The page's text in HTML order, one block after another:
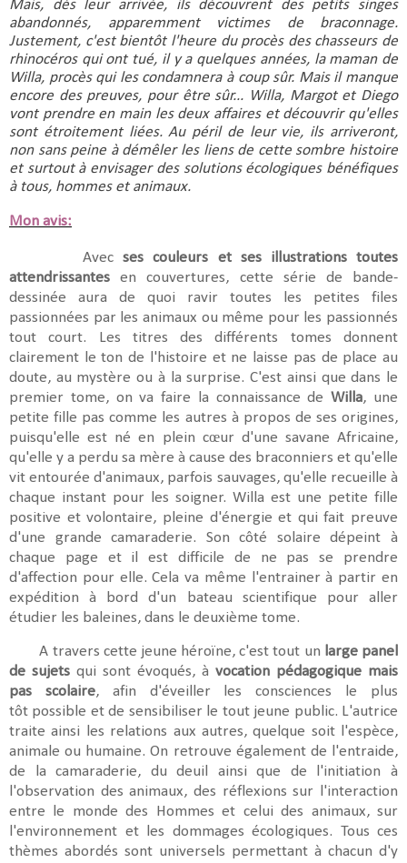
Mais, dès leur arrivée, ils découvrent des petits singes
abandonnés, apparemment victimes de braconnage.
Justement, c'est bientôt l'heure du procès des chasseurs de
rhinocéros qui ont tué, il y a quelques années, la maman de
Willa, procès qui les condamnera à coup sûr. Mais il manque
encore des preuves, pour être sûr... Willa, Margot et Diego
vont prendre en main les deux affaires et découvrir qu'elles
sont étroitement liées. Au péril de leur vie, ils arriveront,
non sans peine à démêler les liens de cette sombre histoire
et surtout à envisager des solutions écologiques bénéfiques
à tous, hommes et animaux.
Mon avis:
Avecses couleurs et ses illustrations toutes
attendrissantes en couvertures, cette série de bande-
dessinée aura de quoi ravir toutes les petites files
passionnées par les animaux ou même pour les passionnés
tout court. Les titres des différents tomes donnent
clairement le ton de l'histoire et ne laisse pas de place au
doute, au mystère ou à la surprise. C'est ainsi que dans le
premier tome, on va faire la connaissance de Willa, une
petite fille pas comme les autres à propos de ses origines,
puisqu'elle est né en plein cœur d'une savane Africaine,
qu'elle y a perdu sa mère à cause des braconniers et qu'elle
vit entourée d'animaux, parfois sauvages, qu'elle recueille à
chaque instant pour les soigner. Willa est une petite fille
positive et volontaire, pleine d'énergie et qui fait preuve
d'une grande camaraderie. Son côté solaire dépeint à
chaque page et il est difficile de ne pas se prendre
d'affection pour elle. Cela va même l'entrainer à partir en
expédition à bord d'un bateau scientifique pour aller
étudier les baleines, dans le deuxième tome.
A travers cette jeune héroïne, c'est tout un large panel
de sujets qui sont évoqués, à vocation pédagogique mais
pas scolaire, afin d'éveiller les consciences le plus
tôt possible et de sensibiliser le tout jeune public. L'autrice
traite ainsi les relations aux autres, quelque soit l'espèce,
animale ou humaine. On retrouve également de l'entraide,
de la camaraderie, du deuil ainsi que de l'initiation à
l'observation des animaux, des réflexions sur l'interaction
entre le monde des Hommes et celui des animaux, sur
l'environnement et les dommages écologiques. Tous ces
thèmes abordés sont universels permettant à chacun d'y